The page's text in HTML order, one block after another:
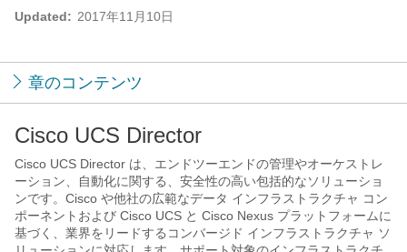
Updated: 2017年11月10日
章のコンテンツ
Cisco UCS Director
Cisco UCS Director は、エンドツーエンドの管理やオーケストレ
ーション、自動化に関する、安全性の高い包括的なソリューショ
ンです。Cisco や他社の広範なデータ インフラストラクチャ コン
ポーネントおよび Cisco UCS と Cisco Nexus プラットフォームに
基づく、業界をリードするコンバージド インフラストラクチャ ソ